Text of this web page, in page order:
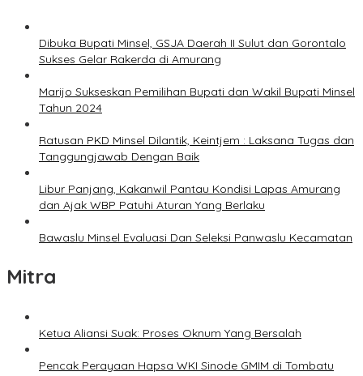
Dibuka Bupati Minsel, GSJA Daerah II Sulut dan Gorontalo
Sukses Gelar Rakerda di Amurang
Marijo Sukseskan Pemilihan Bupati dan Wakil Bupati Minsel
Tahun 2024
Ratusan PKD Minsel Dilantik, Keintjem : Laksana Tugas dan
Tanggungjawab Dengan Baik
Libur Panjang, Kakanwil Pantau Kondisi Lapas Amurang
dan Ajak WBP Patuhi Aturan Yang Berlaku
Bawaslu Minsel Evaluasi Dan Seleksi Panwaslu Kecamatan
Mitra
Ketua Aliansi Suak: Proses Oknum Yang Bersalah
Pencak Perayaan Hapsa WKI Sinode GMIM di Tombatu